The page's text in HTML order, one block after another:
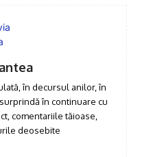
în decursul anilor, în
în continuare cu
comentariile tăioase,
deosebite